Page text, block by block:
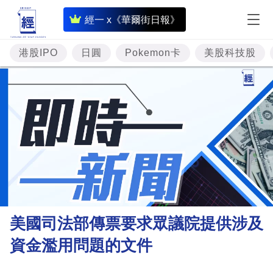
經一 x《華爾街日報》
即
時
財
經
專
題
投
資
樓
市
財
商
港股IPO 日圓 Pokemon卡 美股科技股
美國司法部傳票要求眾議院提供涉及
資金濫用問題的文件